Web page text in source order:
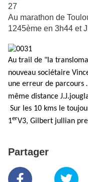
Au marathon de
1245ème en 3h44 et
Au trail de "la
nouveau sociétaire
une erreur de
même distance
Sur les 10 kms le
1erV3, Gilbert jullian
Partager